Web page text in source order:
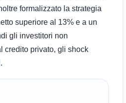
formalizzato la strategia
superiore al 13% e a un
gli investitori non
credito privato, gli shock